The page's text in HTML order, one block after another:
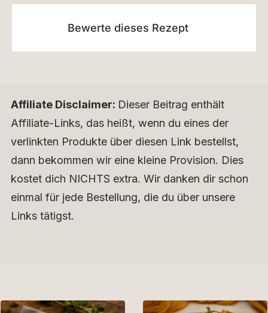
Bewerte dieses Rezept
Affiliate Disclaimer: Dieser Beitrag enthält
Affiliate-Links, das heißt, wenn du eines der
verlinkten Produkte über diesen Link bestellst,
dann bekommen wir eine kleine Provision. Dies
kostet dich NICHTS extra. Wir danken dir schon
einmal für jede Bestellung, die du über unsere
Links tätigst.